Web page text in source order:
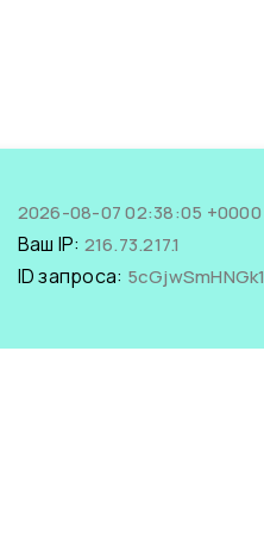
2026-08-07 02:38:05 +0000
Ваш IP: 216.73.217.1
ID запроса: 5cGjwSmHNGk1